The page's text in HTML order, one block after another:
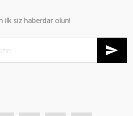
ilk siz haberdar olun!